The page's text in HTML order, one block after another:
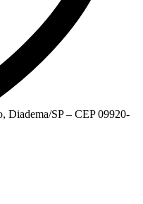
Diadema/SP – CEP 09920-